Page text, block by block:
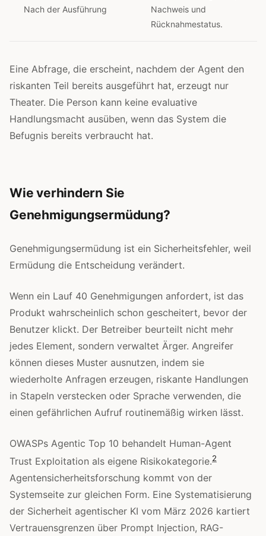
Nach der Ausführung
Nachweis und
Rücknahmestatus.
Eine Abfrage, die erscheint, nachdem der Agent den
riskanten Teil bereits ausgeführt hat, erzeugt nur
Theater. Die Person kann keine evaluative
Handlungsmacht ausüben, wenn das System die
Befugnis bereits verbraucht hat.
Wie verhindern Sie
Genehmigungsermüdung?
Genehmigungsermüdung ist ein Sicherheitsfehler, weil
Ermüdung die Entscheidung verändert.
Wenn ein Lauf 40 Genehmigungen anfordert, ist das
Produkt wahrscheinlich schon gescheitert, bevor der
Benutzer klickt. Der Betreiber beurteilt nicht mehr
jedes Element, sondern verwaltet Ärger. Angreifer
können dieses Muster ausnutzen, indem sie
wiederholte Anfragen erzeugen, riskante Handlungen
in Stapeln verstecken oder Sprache verwenden, die
einen gefährlichen Aufruf routinemäßig wirken lässt.
OWASPs Agentic Top 10 behandelt Human-Agent
Trust Exploitation als eigene Risikokategorie.2
Agentensicherheitsforschung kommt von der
Systemseite zur gleichen Form. Eine Systematisierung
der Sicherheit agentischer KI vom März 2026 kartiert
Vertrauensgrenzen über Prompt Injection, RAG-